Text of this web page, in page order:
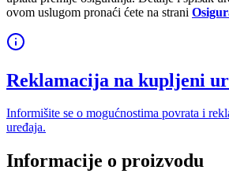
ovom uslugom pronaći ćete na strani
Reklamacija na kupljeni
Informišite se o mogućnostima povrata i
uređaja.
Informacije o proizvodu